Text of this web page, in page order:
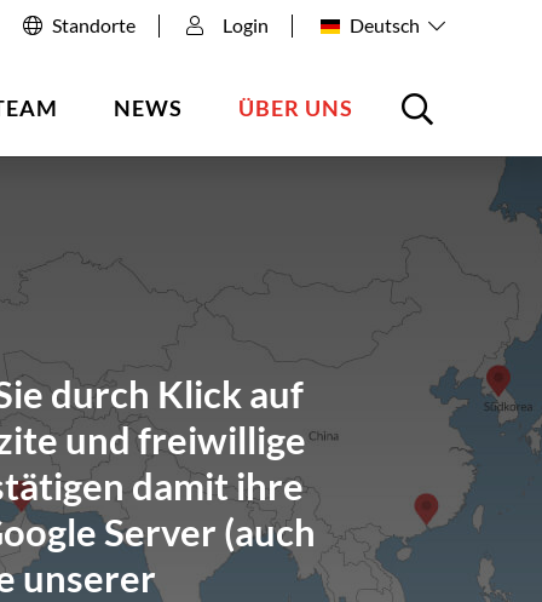
Standorte Login Deutsch
NEWS ÜBER UNS
durch Klick auf
und freiwillige
damit ihre
Server (auch
unserer